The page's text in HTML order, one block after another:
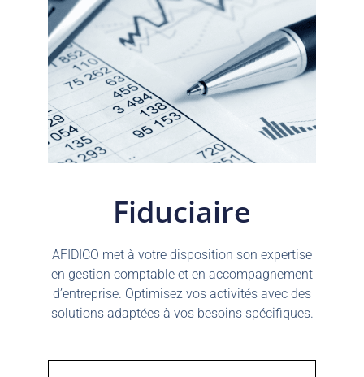
Fiduciaire
AFIDICO met à votre disposition son expertise
en gestion comptable et en accompagnement
d’entreprise. Optimisez vos activités avec des
solutions adaptées à vos besoins spécifiques.